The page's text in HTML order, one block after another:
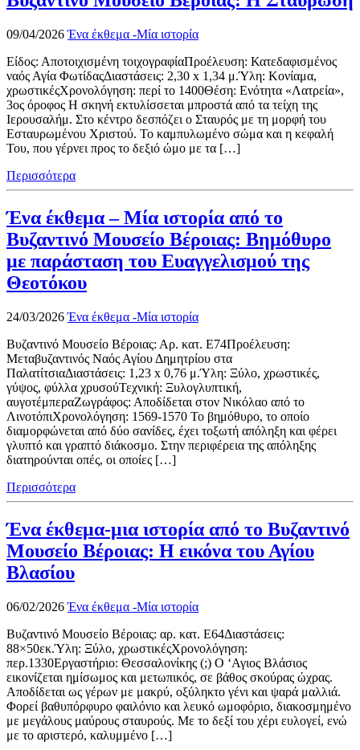
09/04/2026 Ένα έκθεμα -Μία ιστορία
Είδος: Αποτοιχισμένη τοιχογραφίαΠροέλευση: Κατεδαφισμένος
ναός Αγία ΦωτίδαςΔιαστάσεις: 2,30 x 1,34 μ.Ύλη: Κονίαμα,
χρωστικέςΧρονολόγηση: περί το 1400Θέση: Ενότητα «Λατρεία»,
3ος όροφος Η σκηνή εκτυλίσσεται μπροστά από τα τείχη της
Ιερουσαλήμ. Στο κέντρο δεσπόζει ο Σταυρός με τη μορφή του
Εσταυρωμένου Χριστού. Το καμπυλωμένο σώμα και η κεφαλή
Του, που γέρνει προς το δεξιό ώμο με τα […]
Περισσότερα
Ένα έκθεμα – Μία ιστορία από το
Βυζαντινό Μουσείο Βέροιας: Βημόθυρο
με παράσταση του Ευαγγελισμού της
Θεοτόκου
24/03/2026 Ένα έκθεμα -Μία ιστορία
Βυζαντινό Μουσείο Βέροιας: Αρ. κατ. Ε74Προέλευση:
Μεταβυζαντινός Ναός Αγίου Δημητρίου στα
ΠαλατίτσιαΔιαστάσεις: 1,23 x 0,76 μ.Ύλη: Ξύλο, χρωστικές,
γύψος, φύλλα χρυσούΤεχνική: Ξυλογλυπτική,
αυγοτέμπεραΖωγράφος: Αποδίδεται στον Νικόλαο από το
ΛινοτόπιΧρονολόγηση: 1569-1570 Το βημόθυρο, το οποίο
διαμορφώνεται από δύο σανίδες, έχει τοξωτή απόληξη και φέρει
γλυπτό και γραπτό διάκοσμο. Στην περιφέρεια της απόληξης
διατηρούνται οπές, οι οποίες […]
Περισσότερα
Ένα έκθεμα-μια ιστορία από το Βυζαντινό
Μουσείο Βέροιας: Η εικόνα του Αγίου
Βλασίου
06/02/2026 Ένα έκθεμα -Μία ιστορία
Βυζαντινό Μουσείο Βέροιας: αρ. κατ. Ε64Διαστάσεις:
88×50εκ.Ύλη: Ξύλο, χρωστικέςΧρονολόγηση:
περ.1330Εργαστήριο: Θεσσαλονίκης (;) Ο ‘Αγιος Βλάσιος
εικονίζεται ημίσωμος και μετωπικός, σε βάθος σκούρας ώχρας.
Αποδίδεται ως γέρων με μακρύ, οξύληκτο γένι και ψαρά μαλλιά.
Φορεί βαθυπόρφυρο φαιλόνιο και λευκό ωμοφόριο, διακοσμημένο
με μεγάλους μαύρους σταυρούς. Με το δεξί του χέρι ευλογεί, ενώ
με το αριστερό, καλυμμένο […]